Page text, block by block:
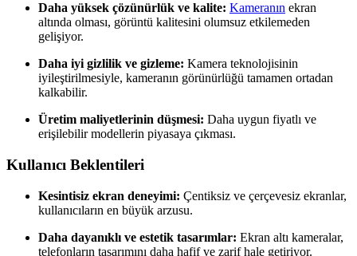
Daha yüksek çözünürlük ve kalite: Kameranın ekran
altında olması, görüntü kalitesini olumsuz etkilemeden
gelişiyor.
Daha iyi gizlilik ve gizleme: Kamera teknolojisinin
iyileştirilmesiyle, kameranın görünürlüğü tamamen ortadan
kalkabilir.
Üretim maliyetlerinin düşmesi: Daha uygun fiyatlı ve
erişilebilir modellerin piyasaya çıkması.
Kullanıcı Beklentileri
Kesintisiz ekran deneyimi: Çentiksiz ve çerçevesiz ekranlar,
kullanıcıların en büyük arzusu.
Daha dayanıklı ve estetik tasarımlar: Ekran altı kameralar,
telefonların tasarımını daha hafif ve zarif hale getiriyor.